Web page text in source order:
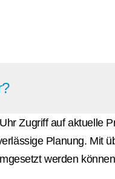
Zugriff auf aktuelle
Planung. Mit
werden